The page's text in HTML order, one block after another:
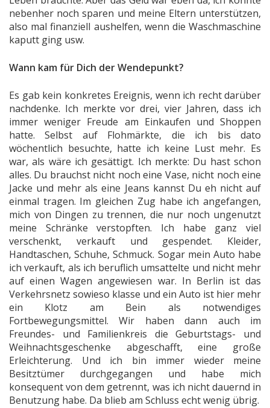
nebenher noch sparen und meine Eltern unterstützen,
also mal finanziell aushelfen, wenn die Waschmaschine
kaputt ging usw.
Wann kam für Dich der Wendepunkt?
Es gab kein konkretes Ereignis, wenn ich recht darüber
nachdenke. Ich merkte vor drei, vier Jahren, dass ich
immer weniger Freude am Einkaufen und Shoppen
hatte. Selbst auf Flohmärkte, die ich bis dato
wöchentlich besuchte, hatte ich keine Lust mehr. Es
war, als wäre ich gesättigt. Ich merkte: Du hast schon
alles. Du brauchst nicht noch eine Vase, nicht noch eine
Jacke und mehr als eine Jeans kannst Du eh nicht auf
einmal tragen. Im gleichen Zug habe ich angefangen,
mich von Dingen zu trennen, die nur noch ungenutzt
meine Schränke verstopften. Ich habe ganz viel
verschenkt, verkauft und gespendet. Kleider,
Handtaschen, Schuhe, Schmuck. Sogar mein Auto habe
ich verkauft, als ich beruflich umsattelte und nicht mehr
auf einen Wagen angewiesen war. In Berlin ist das
Verkehrsnetz sowieso klasse und ein Auto ist hier mehr
ein Klotz am Bein als notwendiges
Fortbewegungsmittel. Wir haben dann auch im
Freundes- und Familienkreis die Geburtstags- und
Weihnachtsgeschenke abgeschafft, eine große
Erleichterung. Und ich bin immer wieder meine
Besitztümer durchgegangen und habe mich
konsequent von dem getrennt, was ich nicht dauernd in
Benutzung habe. Da blieb am Schluss echt wenig übrig.